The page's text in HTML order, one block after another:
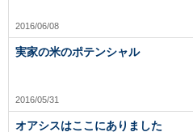
2016/06/08
実家の米のポテンシャル
2016/05/31
オアシスはここにありました